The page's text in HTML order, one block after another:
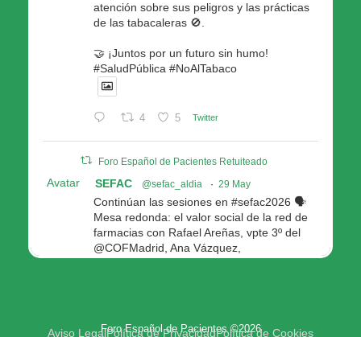
atención sobre sus peligros y las prácticas
de las tabacaleras 🚫.
🤝 ¡Juntos por un futuro sin humo!
#SaludPública #NoAlTabaco
4 5 Twitter
Foro Español de Pacientes Retuiteado
Avatar SEFAC @sefac_aldia · 29 May
Continúan las sesiones en #sefac2026 🗣️
Mesa redonda: el valor social de la red de
farmacias con Rafael Areñas, vpte 3º del
@COFMadrid, Ana Vázquez,
4 4 Twitter
Foro Español de Pacientes ©2026
Aviso LegalPolítica de PrivacidadPolítica de Cookies